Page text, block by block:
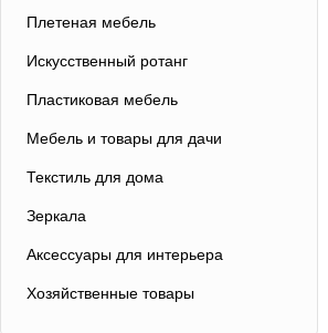
Плетеная мебель
Искусственный ротанг
Пластиковая мебель
Мебель и товары для дачи
Текстиль для дома
Зеркала
Аксессуары для интерьера
Хозяйственные товары